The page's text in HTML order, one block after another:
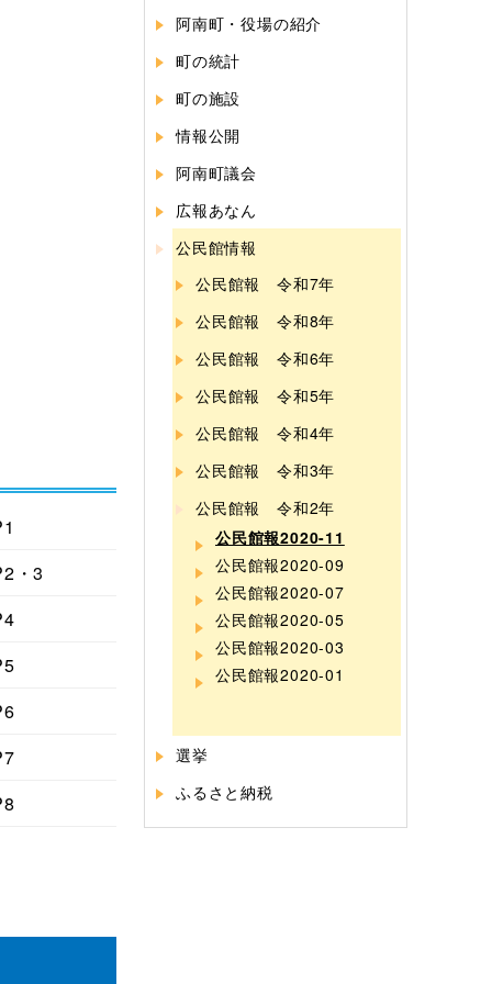
・3
阿南町・役場の紹介
町の統計
町の施設
情報公開
阿南町議会
広報あなん
公民館情報
公民館報 令和7年
公民館報 令和8年
公民館報 令和6年
公民館報 令和5年
公民館報 令和4年
公民館報 令和3年
公民館報 令和2年
公民館報2020-11
公民館報2020-09
公民館報2020-07
公民館報2020-05
公民館報2020-03
公民館報2020-01
選挙
ふるさと納税